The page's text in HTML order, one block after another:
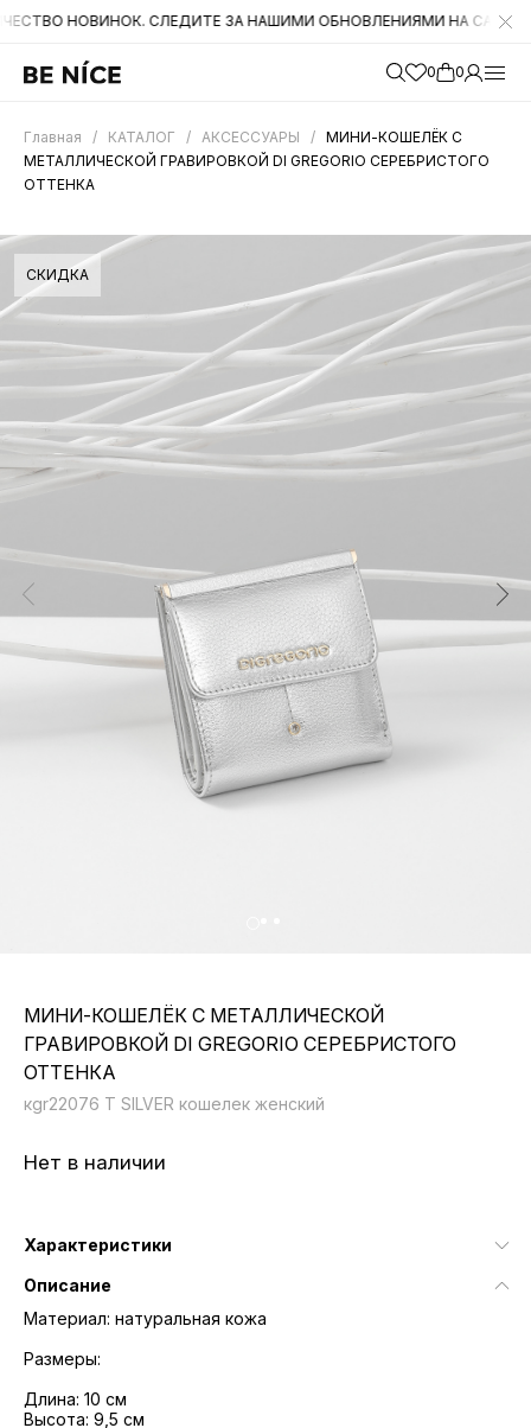
СЛЕДИТЕ ЗА НАШИМИ ОБНОВЛЕНИЯМИ НА САЙТЕ. А
0 0
Главная / КАТАЛОГ / АКСЕССУАРЫ / МИНИ-КОШЕЛЁК С
МЕТАЛЛИЧЕСКОЙ ГРАВИРОВКОЙ DI GREGORIO СЕРЕБРИСТОГО
ОТТЕНКА
СКИДКА
МИНИ-КОШЕЛЁК С МЕТАЛЛИЧЕСКОЙ
ГРАВИРОВКОЙ DI GREGORIO СЕРЕБРИСТОГО
ОТТЕНКА
кgr22076 T SILVER кошелек женский
Нет в наличии
Характеристики
Описание
Материал: натуральная кожа
Размеры:
Длина: 10 см
Высота: 9,5 см